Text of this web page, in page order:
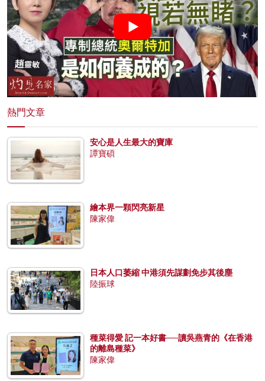
熱門文章
安心是人生最大的寶庫
譚寶碩
繪本界一顆閃亮新星
陳家偉
日本人口萎縮 中港須先謀劃免步其後塵
陸振球
種菜得愛 記一本好書──讀吳燕青的《在香港
的離島種菜》
陳家偉